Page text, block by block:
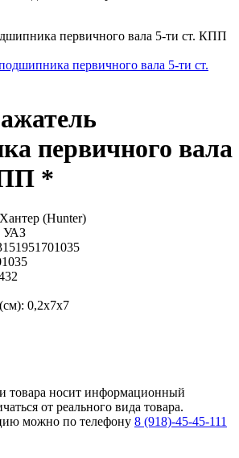
первичного вала 5-ти ст. КПП
первичного вала
*
Хантер (Hunter)
0,2х7х7
товара носит информационный
от реального вида товара.
можно по телефону 8 (918)-45-45-111